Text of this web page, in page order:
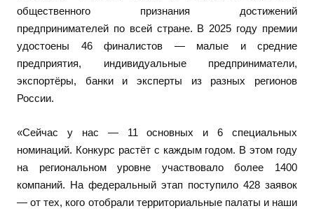
общественного признания достижений
предпринимателей по всей стране. В 2025 году премии
удостоены 46 финалистов — малые и средние
предприятия, индивидуальные предприниматели,
экспортёры, банки и эксперты из разных регионов
России.
«Сейчас у нас — 11 основных и 6 специальных
номинаций. Конкурс растёт с каждым годом. В этом году
на региональном уровне участвовало более 1400
компаний. На федеральный этап поступило 428 заявок
— от тех, кого отобрали территориальные палаты и наши